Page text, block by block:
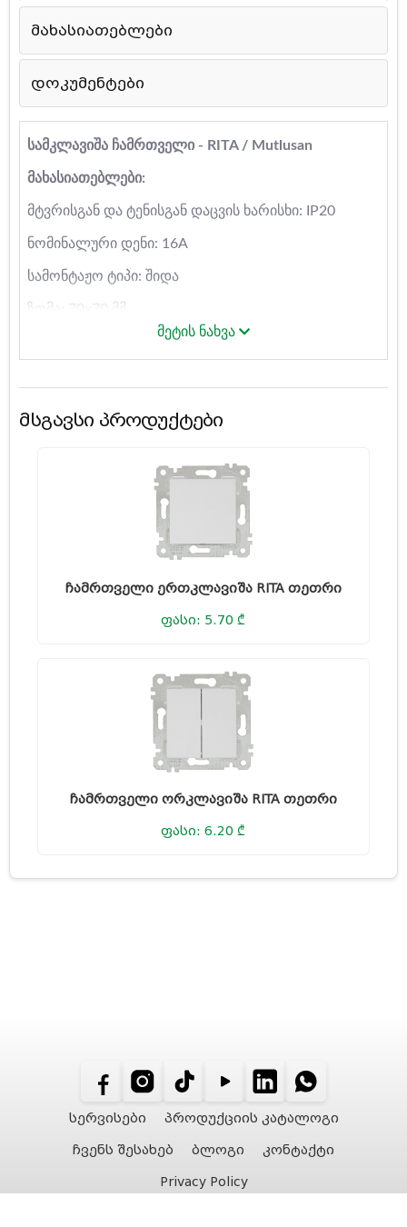
მახასიათებლები
დოკუმენტები
სამკლავიშა ჩამრთველი - RITA / Mutlusan
მახასიათებლები:
მტვრისგან და ტენისგან დაცვის ხარისხი: IP20
ნომინალური დენი: 16A
სამონტაჟო ტიპი: შიდა
ზომა: 70x70 მმ
მწარმოებელი ქვეყანა: თურქეთი
მეტის ნახვა
მსგავსი პროდუქტები
ჩამრთველი ერთკლავიშა RITA თეთრი
ფასი: 5.70 ₾
ჩამრთველი ორკლავიშა RITA თეთრი
ფასი: 6.20 ₾
სერვისები პროდუქციის კატალოგი
ჩვენს შესახებ ბლოგი კონტაქტი
Privacy Policy